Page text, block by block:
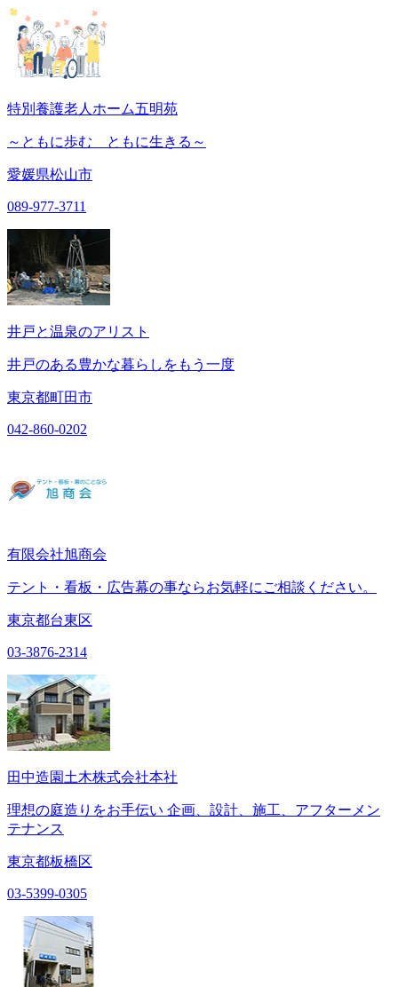
特別養護老人ホーム五明苑
～ともに歩む ともに生きる～
愛媛県松山市
089-977-3711
井戸と温泉のアリスト
井戸のある豊かな暮らしをもう一度
東京都町田市
042-860-0202
有限会社旭商会
テント・看板・広告幕の事ならお気軽にご相談ください。
東京都台東区
03-3876-2314
田中造園土木株式会社本社
理想の庭造りをお手伝い 企画、設計、施工、アフターメン
テナンス
東京都板橋区
03-5399-0305